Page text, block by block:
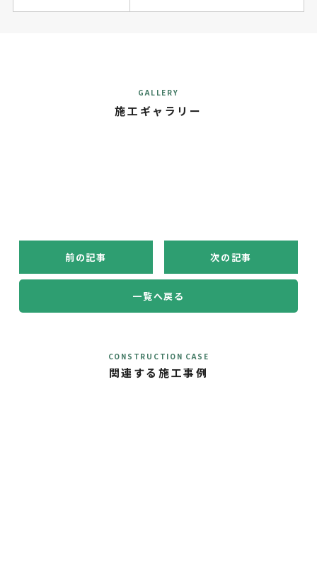
GALLERY
施工ギャラリー
前の記事 次の記事
一覧へ戻る
CONSTRUCTION CASE
関連する施工事例